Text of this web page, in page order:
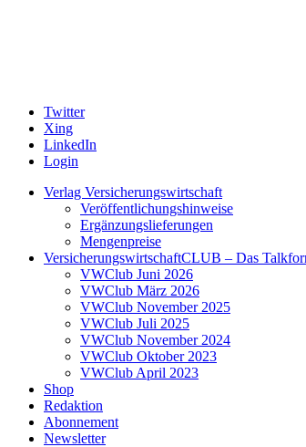
Twitter
Xing
LinkedIn
Login
Verlag Versicherungswirtschaft
Veröffentlichungshinweise
Ergänzungslieferungen
Mengenpreise
VersicherungswirtschaftCLUB – Das
VWClub Juni 2026
VWClub März 2026
VWClub November 2025
VWClub Juli 2025
VWClub November 2024
VWClub Oktober 2023
VWClub April 2023
Shop
Redaktion
Abonnement
Newsletter